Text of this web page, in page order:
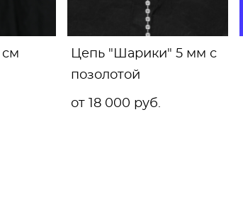
см
Цепь "Шарики" 5 мм с
позолотой
от 18 000 pуб.